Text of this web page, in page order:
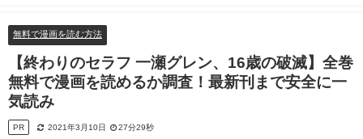
無料で漫画を読む方法
【終わりのセラフ 一瀬グレン、16歳の破滅】全巻
無料で漫画を読めるか調査！最新刊まで安全に一
気読み
PR 2021年3月10日 27分29秒